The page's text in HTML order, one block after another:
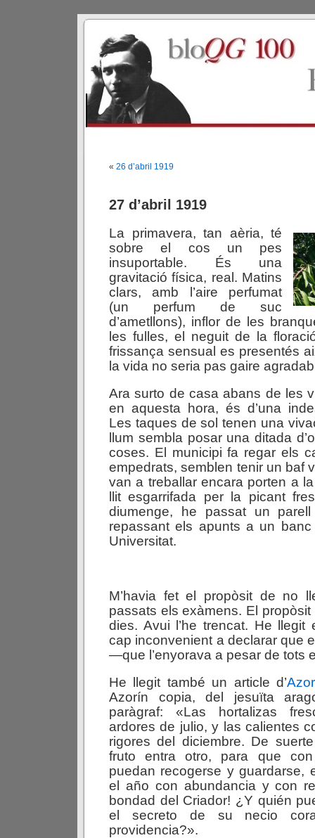
« 26 d’abril 1919
27 d’abril 1919
La primavera, tan aèria, té
sobre el cos un pes
insuportable. És una
gravitació física, real. Matins
clars, amb l’aire perfumat
(un perfum de suc
d’ametllons), inflor de les
les fulles, el neguit de la
frissança sensual es presentés
la vida no seria pas gaire
Ara surto de casa abans de les
en aquesta hora, és d’una
Les taques de sol tenen una
llum sembla posar una ditada
coses. El municipi fa regar els
empedrats, semblen tenir un baf
van a treballar encara porten a
llit esgarrifada per la picant
diumenge, he passat un
repassant els apunts a un
Universitat.
M’havia fet el propòsit de no
passats els exàmens. El
dies. Avui l’he trencat. He
cap inconvenient a declarar que
—que l’enyorava a pesar de tots
He llegit també un article d’
Azorín copia, del jesuïta
paràgraf: «Las hortalizas
ardores de julio, y las calientes
rigores del diciembre. De
fruto entra otro, para que
puedan recogerse y guardarse,
el año con abundancia y con
bondad del Criador! ¿Y quién
el secreto de su necio
providencia?».